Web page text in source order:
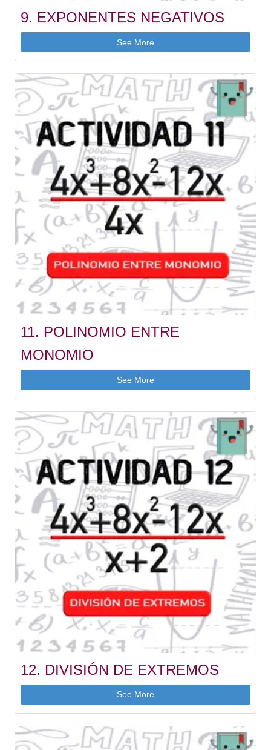
9. EXPONENTES NEGATIVOS
See More
11. POLINOMIO ENTRE
MONOMIO
See More
12. DIVISIÓN DE EXTREMOS
See More